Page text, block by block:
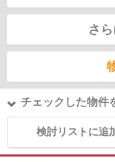
さ
チェックした物件
検討リストに追